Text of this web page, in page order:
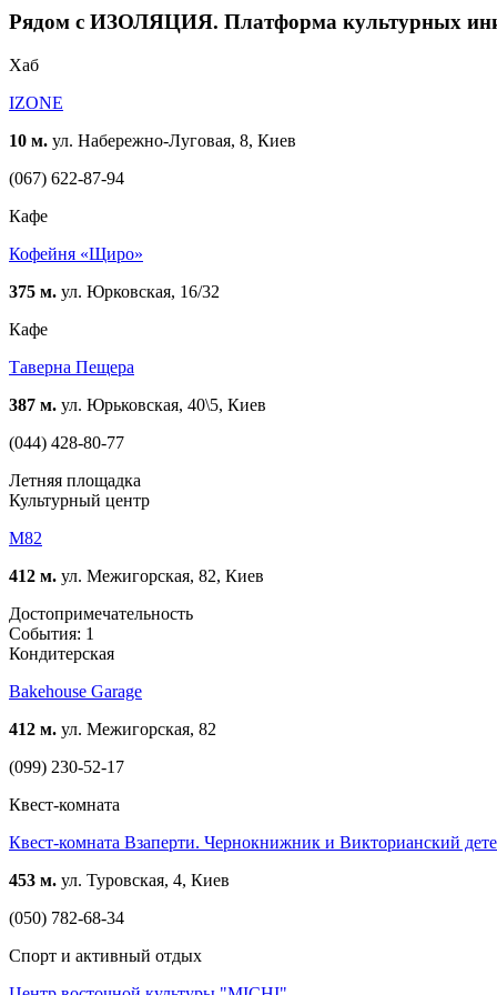
Рядом с ИЗОЛЯЦИЯ. Платформа культурных
Хаб
IZONE
10 м. ул. Набережно-Луговая, 8, Киев
(067) 622-87-94
Кафе
Кофейня «Щиро»
375 м. ул. Юрковская, 16/32
Кафе
Таверна Пещера
387 м. ул. Юрьковская, 40\5, Киев
(044) 428-80-77
Летняя площадка
Культурный центр
М82
412 м. ул. Межигорская, 82, Киев
Достопримечательность
События: 1
Кондитерская
Bakehouse Garage
412 м. ул. Межигорская, 82
(099) 230-52-17
Квест-комната
Квест-комната Взаперти. Чернокнижник и Викторианский
453 м. ул. Туровская, 4, Киев
(050) 782-68-34
Спорт и активный отдых